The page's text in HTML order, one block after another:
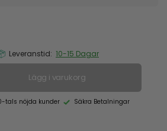
Leveranstid: 10-15 Dagar
Lägg i varukorg
tals nöjda kunder Säkra Betalningar